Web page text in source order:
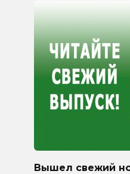
Вышел свежий